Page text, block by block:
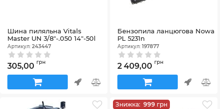
Шина пиляльна Vitals
Master UN 3/8"-.050 14"-50l
Артикул: 243447
305,00 грн
Бензопила ланцюгова Nowa
PL 5231n
Артикул: 197877
2 409,00 грн
Знижка: 999 грн